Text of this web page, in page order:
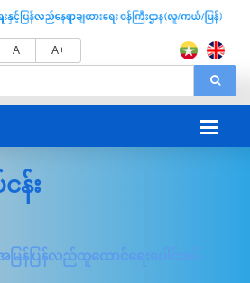
A A+
န်း
ြန်ပြန်လည်ထူထောင်ရေးပေါင်းစပ်